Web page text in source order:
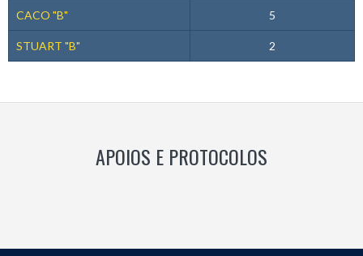
CACO "B" 5
STUART "B" 2
APOIOS E PROTOCOLOS